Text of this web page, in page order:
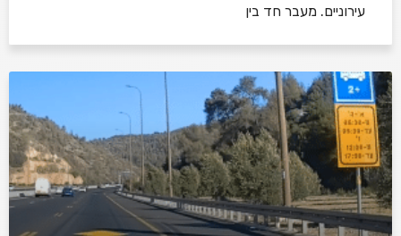
עירוניים. מעבר חד בין